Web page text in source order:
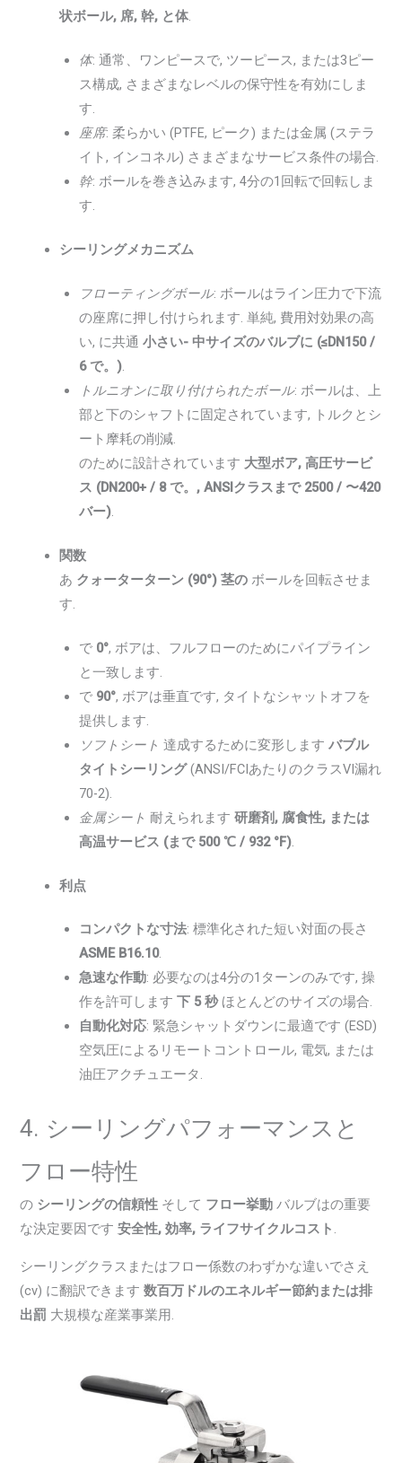
状ボール, 席, 幹, と体.
体: 通常、ワンピースで, ツーピース, または3ピー
ス構成, さまざまなレベルの保守性を有効にしま
す.
座席: 柔らかい (PTFE, ピーク) または金属 (ステラ
イト, インコネル) さまざまなサービス条件の場合.
幹: ボールを巻き込みます, 4分の1回転で回転しま
す.
シーリングメカニズム
フローティングボール: ボールはライン圧力で下流
の座席に押し付けられます. 単純, 費用対効果の高
い, に共通小さい- 中サイズのバルブに (≤DN150 /
6 で。).
トルニオンに取り付けられたボール: ボールは、上
部と下のシャフトに固定されています, トルクとシ
ート摩耗の削減.
のために設計されています 大型ボア, 高圧サービ
ス (DN200+ / 8 で。, ANSIクラスまで 2500 / 〜420
バー).
関数
あ クォーターターン (90°) 茎の ボールを回転させま
す.
で 0°, ボアは、フルフローのためにパイプライン
と一致します.
で 90°, ボアは垂直です, タイトなシャットオフを
提供します.
ソフトシート 達成するために変形しますバブル
タイトシーリング(ANSI/FCIあたりのクラスVI漏れ
70-2).
金属シート 耐えられます研磨剤, 腐食性, または
高温サービス (まで 500 ℃ / 932 °F).
利点
コンパクトな寸法: 標準化された短い対面の長さ
ASME B16.10.
急速な作動: 必要なのは4分の1ターンのみです, 操
作を許可します下 5 秒ほとんどのサイズの場合.
自動化対応: 緊急シャットダウンに最適です (ESD)
空気圧によるリモートコントロール, 電気, または
油圧アクチュエータ.
4. シーリングパフォーマンスと
フロー特性
の シーリングの信頼性 そして フロー挙動 バルブはの重要
な決定要因です安全性, 効率, ライフサイクルコスト .
シーリングクラスまたはフロー係数のわずかな違いでさえ
(cv) に翻訳できます数百万ドルのエネルギー節約または排
出罰 大規模な産業事業用.